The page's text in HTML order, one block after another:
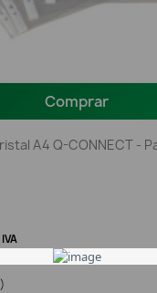
Comprar
A4 Q-CONNECT -